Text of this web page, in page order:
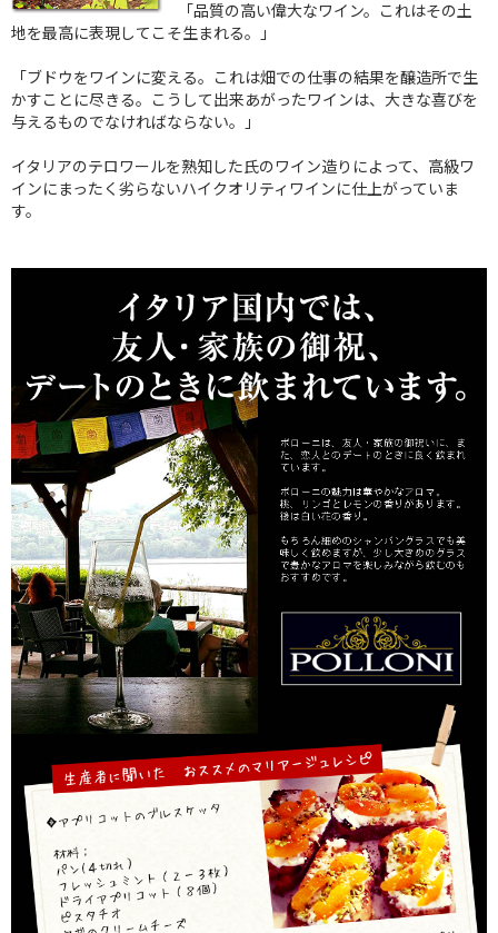
「品質の高い偉大なワイン。これはその土
地を最高に表現してこそ生まれる。」
「ブドウをワインに変える。これは畑での仕事の結果を醸造所で生
かすことに尽きる。こうして出来あがったワインは、大きな喜びを
与えるものでなければならない。」
イタリアのテロワールを熟知した氏のワイン造りによって、高級ワ
インにまったく劣らないハイクオリティワインに仕上がっていま
す。